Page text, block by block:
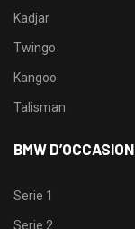
Kadjar
Twingo
Kangoo
Talisman
BMW D’OCCASION
Serie 1
Serie 2